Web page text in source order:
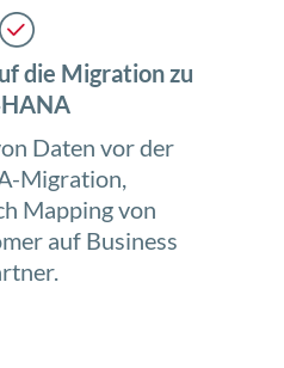
die Migration zu
Daten vor der
Migration,
Mapping von
auf Business